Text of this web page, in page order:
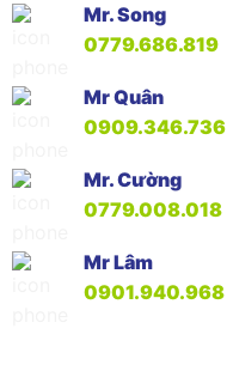
Mr. Song
0779.686.819
Mr Quân
0909.346.736
Mr. Cường
0779.008.018
Mr Lâm
0901.940.968